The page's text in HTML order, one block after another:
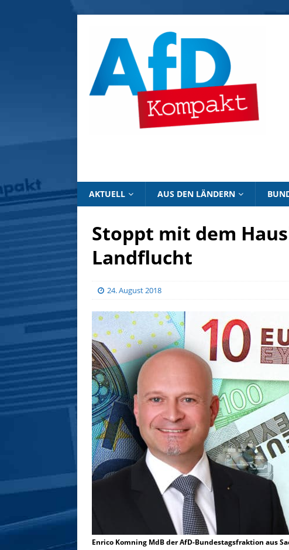
AKTUELL AUS DEN LÄNDERN
Stoppt mit dem
Landflucht
24. August 2018
Enrico Komning MdB der AfD-Bundestagsfraktion aus